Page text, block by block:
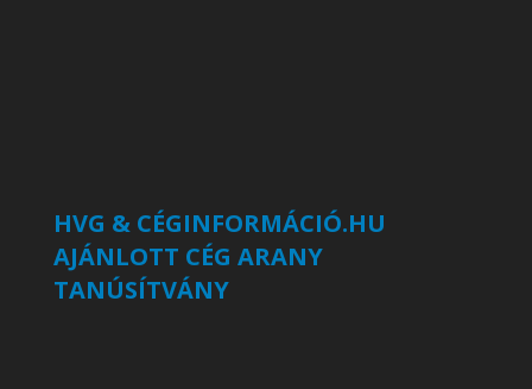
HVG & CÉGINFORMÁCIÓ.HU
AJÁNLOTT CÉG ARANY
TANÚSÍTVÁNY